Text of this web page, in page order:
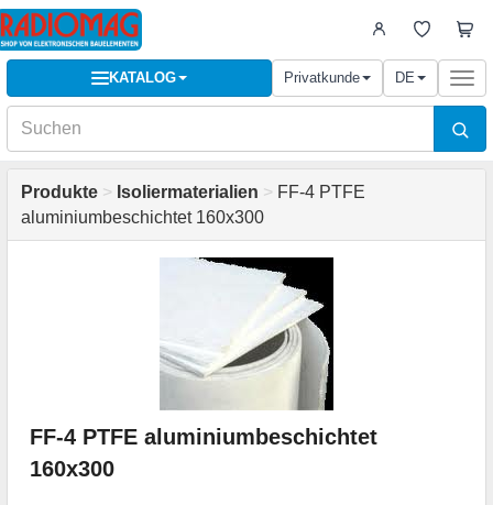
KATALOG Privatkunde DE
Produkte > Isoliermaterialien > FF-4 PTFE
aluminiumbeschichtet 160x300
FF-4 PTFE aluminiumbeschichtet
160x300